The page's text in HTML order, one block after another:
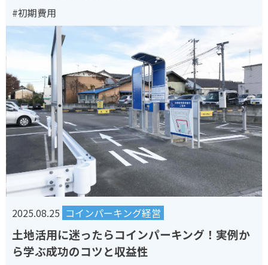
#初期費用
2025.08.25 コインパーキング経営
土地活用に迷ったらコインパーキング！実例か
ら学ぶ成功のコツと収益性